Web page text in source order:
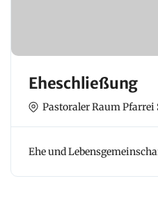
Eheschließung
Pastoraler Raum Pfarrei
Ehe und